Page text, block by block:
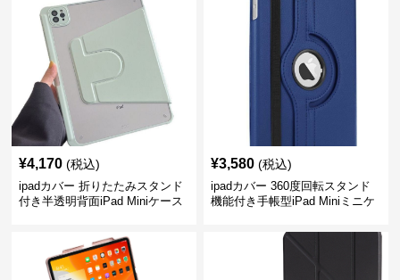
¥4,170 (税込)
ipadカバー 折りたたみスタンド
付き半透明背面iPad Miniケース
¥3,580 (税込)
ipadカバー 360度回転スタンド
機能付き手帳型iPad Miniミニケ